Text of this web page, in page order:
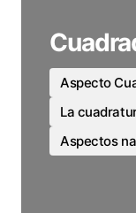
Aspecto
La
Aspectos